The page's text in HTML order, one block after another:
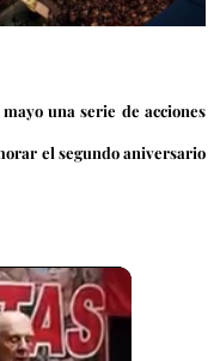
una serie de acciones
el segundo aniversario